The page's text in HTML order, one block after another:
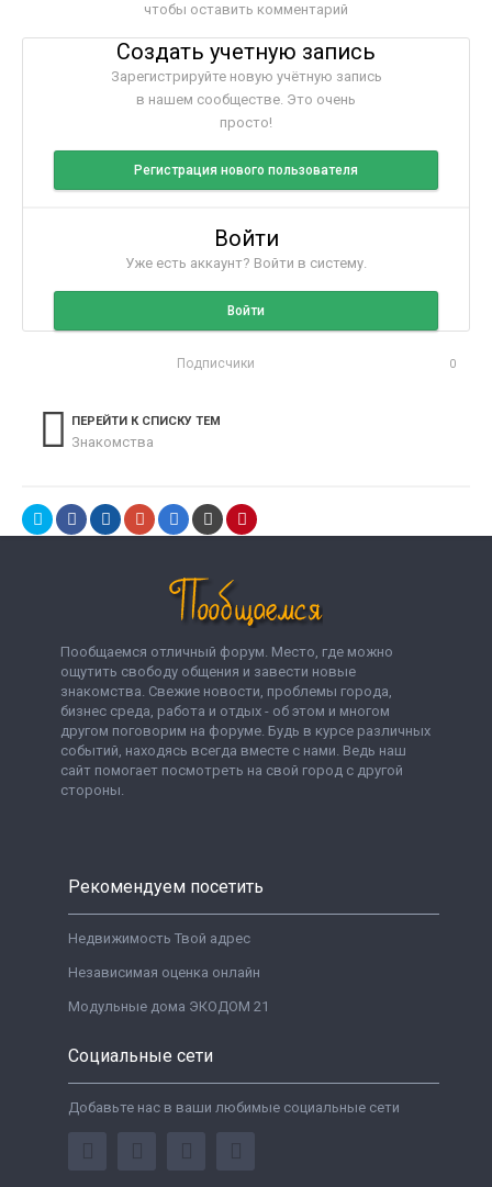
чтобы оставить комментарий
Создать учетную запись
Зарегистрируйте новую учётную запись
в нашем сообществе. Это очень
просто!
Регистрация нового пользователя
Войти
Уже есть аккаунт? Войти в систему.
Войти
Подписчики 0
ПЕРЕЙТИ К СПИСКУ ТЕМ
Знакомства
Пообщаемся отличный форум. Место, где можно
ощутить свободу общения и завести новые
знакомства. Свежие новости, проблемы города,
бизнес среда, работа и отдых - об этом и многом
другом поговорим на форуме. Будь в курсе различных
событий, находясь всегда вместе с нами. Ведь наш
сайт помогает посмотреть на свой город с другой
стороны.
Рекомендуем посетить
Недвижимость Твой адрес
Независимая оценка онлайн
Модульные дома ЭКОДОМ 21
Социальные сети
Добавьте нас в ваши любимые социальные сети